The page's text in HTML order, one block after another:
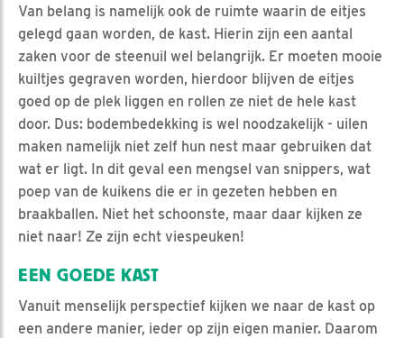
Van belang is namelijk ook de ruimte waarin de eitjes
gelegd gaan worden, de kast. Hierin zijn een aantal
zaken voor de steenuil wel belangrijk. Er moeten mooie
kuiltjes gegraven worden, hierdoor blijven de eitjes
goed op de plek liggen en rollen ze niet de hele kast
door. Dus: bodembedekking is wel noodzakelijk - uilen
maken namelijk niet zelf hun nest maar gebruiken dat
wat er ligt. In dit geval een mengsel van snippers, wat
poep van de kuikens die er in gezeten hebben en
braakballen. Niet het schoonste, maar daar kijken ze
niet naar! Ze zijn echt viespeuken!
EEN GOEDE KAST
Vanuit menselijk perspectief kijken we naar de kast op
een andere manier, ieder op zijn eigen manier. Daarom